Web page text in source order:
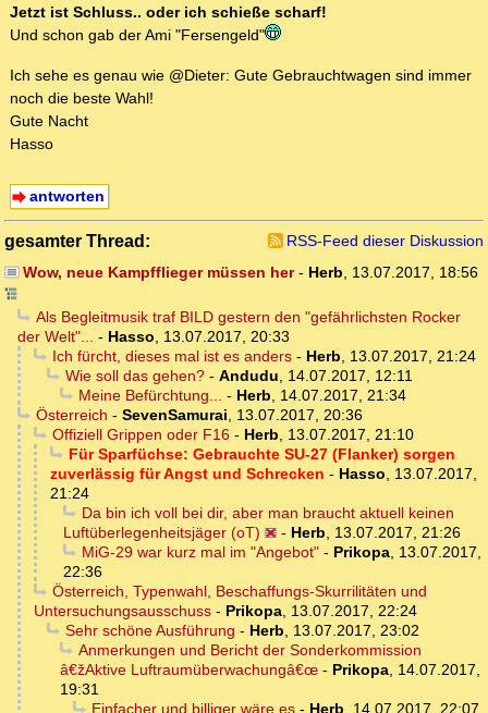
Jetzt ist Schluss.. oder ich schieße scharf!
Und schon gab der Ami "Fersengeld"
Ich sehe es genau wie @Dieter: Gute Gebrauchtwagen sind immer
noch die beste Wahl!
Gute Nacht
Hasso
antworten
gesamter Thread:
RSS-Feed dieser Diskussion
Wow, neue Kampfflieger müssen her- Herb, 13.07.2017, 18:56
Als Begleitmusik traf BILD gestern den "gefährlichsten Rocker
der Welt"... - Hasso, 13.07.2017, 20:33
Ich fürcht, dieses mal ist es anders- Herb, 13.07.2017, 21:24
Wie soll das gehen?- Andudu, 14.07.2017, 12:11
Meine Befürchtung... - Herb, 14.07.2017, 21:34
Österreich - SevenSamurai, 13.07.2017, 20:36
Offiziell Grippen oder F16- Herb, 13.07.2017, 21:10
Für Sparfüchse: Gebrauchte SU-27 (Flanker) sorgen
zuverlässig für Angst und Schrecken - Hasso, 13.07.2017,
21:24
Da bin ich voll bei dir, aber man braucht aktuell keinen
Luftüberlegenheitsjäger (oT)
- Herb, 13.07.2017, 21:26
MiG-29 war kurz mal im "Angebot"- Prikopa, 13.07.2017,
22:36
Österreich, Typenwahl, Beschaffungs-Skurrilitäten und
Untersuchungsausschuss - Prikopa, 13.07.2017, 22:24
Sehr schöne Ausführung - Herb, 13.07.2017, 23:02
Anmerkungen und Bericht der Sonderkommission
â€žAktive Luftraumüberwachungâ€œ - Prikopa, 14.07.2017,
19:31
Einfacher und billiger wäre es- Herb 14.07.2017, 22:07